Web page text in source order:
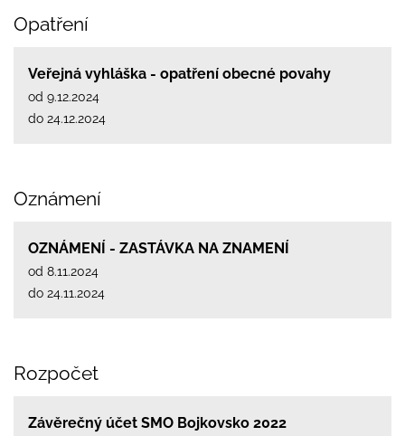
Opatření
Veřejná vyhláška - opatření obecné povahy
od 9.12.2024
do 24.12.2024
Oznámení
OZNÁMENÍ - ZASTÁVKA NA ZNAMENÍ
od 8.11.2024
do 24.11.2024
Rozpočet
Závěrečný účet SMO Bojkovsko 2022